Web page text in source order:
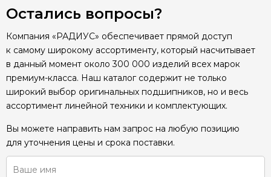
Остались вопросы?
Компания «РАДИУС» обеспечивает прямой доступ
к самому широкому ассортименту, который насчитывает
в данный момент около 300 000 изделий всех марок
премиум-класса. Наш каталог содержит не только
широкий выбор оригинальных подшипников, но и весь
ассортимент линейной техники и комплектующих.
Вы можете направить нам запрос на любую позицию
для уточнения цены и срока поставки.